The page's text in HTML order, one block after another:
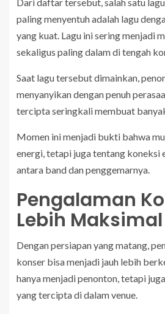
paling menyentuh adalah lagu
yang kuat. Lagu ini sering menjadi
sekaligus paling dalam di tengah
Saat lagu tersebut dimainkan,
menyanyikan dengan penuh
tercipta seringkali membuat
Momen ini menjadi bukti bahwa
energi, tetapi juga tentang koneksi
antara band dan penggemarnya.
Pengalaman
Lebih Maksimal
Dengan persiapan yang matang,
konser bisa menjadi jauh lebih
hanya menjadi penonton, tetapi
yang tercipta di dalam venue.